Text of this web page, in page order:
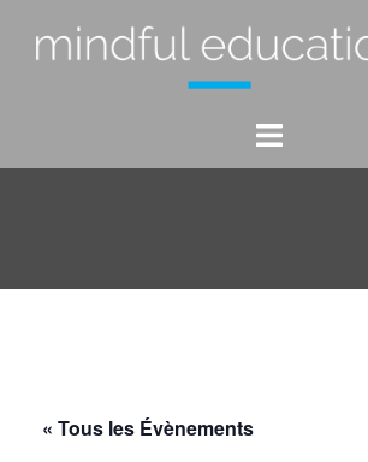
Ouvrir/
le
« Tous les Évènements